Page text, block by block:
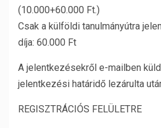
(10.000+60.000 Ft.)
Csak a külföldi tanulmányútra
díja: 60.000 Ft
A jelentkezésekről e-mailben
jelentkezési határidő lezárulta
REGISZTRÁCIÓS FELÜLETRE